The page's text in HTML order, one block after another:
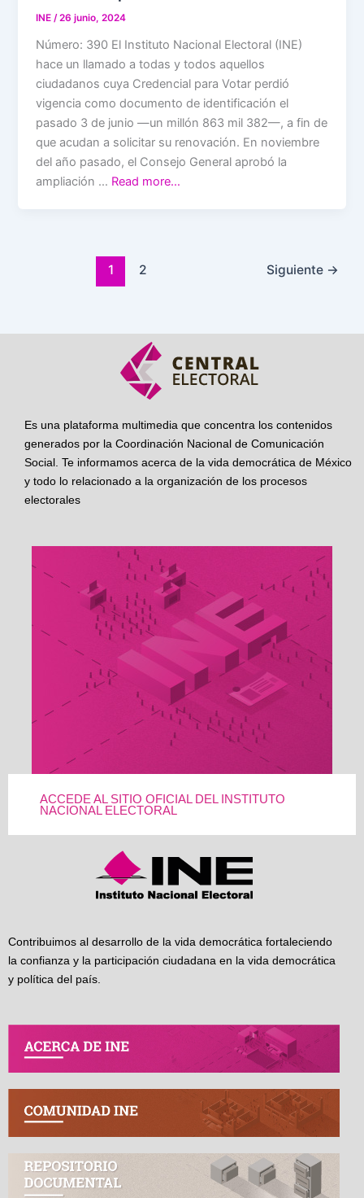
INE/26 junio, 2024
Número: 390 El Instituto Nacional Electoral (INE)
hace un llamado a todas y todos aquellos
ciudadanos cuya Credencial para Votar perdió
vigencia como documento de identificación el
pasado 3 de junio —un millón 863 mil 382—, a fin de
que acudan a solicitar su renovación. En noviembre
del año pasado, el Consejo General aprobó la
ampliación … Read more…
1 2 Siguiente →
Es una plataforma multimedia que concentra los contenidos
generados por la Coordinación Nacional de Comunicación
Social. Te informamos acerca de la vida democrática de México
y todo lo relacionado a la organización de los procesos
electorales
ACCEDE AL SITIO OFICIAL DEL INSTITUTO
NACIONAL ELECTORAL
Contribuimos al desarrollo de la vida democrática fortaleciendo
la confianza y la participación ciudadana en la vida democrática
y política del país.